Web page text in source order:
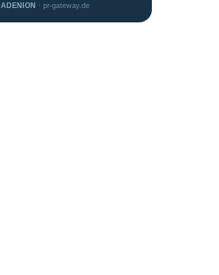
ADENION · pr-gateway.de